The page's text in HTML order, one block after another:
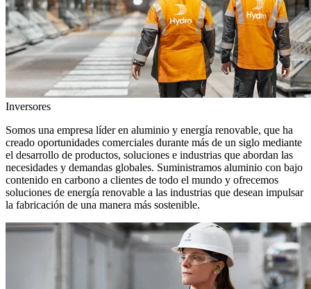
Inversores
Somos una empresa líder en aluminio y energía renovable, que ha
creado oportunidades comerciales durante más de un siglo mediante
el desarrollo de productos, soluciones e industrias que abordan las
necesidades y demandas globales. Suministramos aluminio con bajo
contenido en carbono a clientes de todo el mundo y ofrecemos
soluciones de energía renovable a las industrias que desean impulsar
la fabricación de una manera más sostenible.